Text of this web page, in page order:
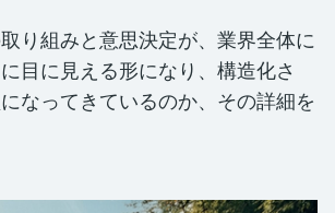
製品
ベル計
計
器
器
よび変換器
ソリューション
デム
ューション
ザソリューショ
リ
ンス
適化サービス
ーニング講座
ザサービス
ストールベース
産業
ナブルな成功の
、ソフトウェア、ビ
さまざまなドキュメ
ードが可能です。
ー
リー
ニング
Analysis
Products
Solutions
ロセスオートメ
ション
ー
at Analytik Jena
with Innovative
IST AG
り組みと意思決定が、業界全体に
目に見える形になり、構造化さ
なってきているのか、その詳細を